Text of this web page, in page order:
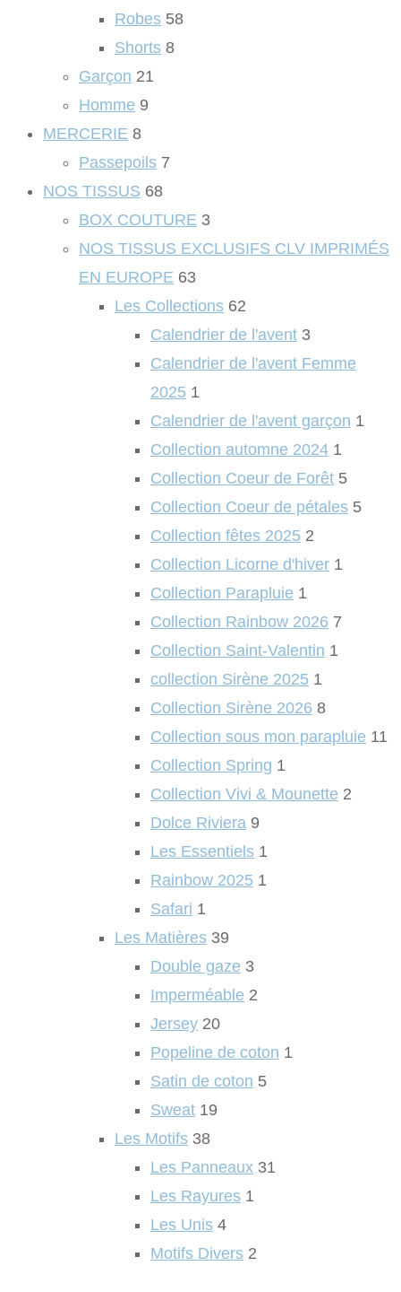
Robes 58
Shorts 8
Garçon 21
Homme 9
MERCERIE 8
Passepoils 7
NOS TISSUS 68
BOX COUTURE 3
NOS TISSUS EXCLUSIFS CLV IMPRIMÉS
EN EUROPE 63
Les Collections 62
Calendrier de l'avent 3
Calendrier de l'avent Femme
2025 1
Calendrier de l'avent garçon 1
Collection automne 2024 1
Collection Coeur de Forêt 5
Collection Coeur de pétales 5
Collection fêtes 2025 2
Collection Licorne d'hiver 1
Collection Parapluie 1
Collection Rainbow 2026 7
Collection Saint-Valentin 1
collection Sirène 2025 1
Collection Sirène 2026 8
Collection sous mon parapluie 11
Collection Spring 1
Collection Vivi & Mounette 2
Dolce Riviera 9
Les Essentiels 1
Rainbow 2025 1
Safari 1
Les Matières 39
Double gaze 3
Imperméable 2
Jersey 20
Popeline de coton 1
Satin de coton 5
Sweat 19
Les Motifs 38
Les Panneaux 31
Les Rayures 1
Les Unis 4
Motifs Divers 2